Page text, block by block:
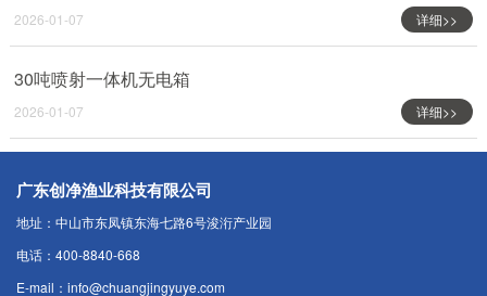
2026-01-07 详细>>
30吨喷射一体机无电箱
2026-01-07 详细>>
广东创净渔业科技有限公司
地址：中山市东凤镇东海七路6号浚洐产业园
电话：400-8840-668
E-mail：info@chuangjingyuye.com